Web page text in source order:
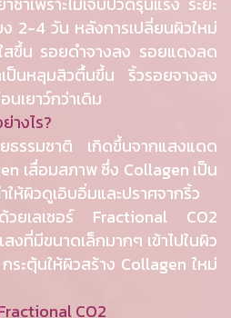
2-4 วัน หลังการเปลี่ยนผิวใหม่
สขึ้น รอยดำจางลง รอยแดงลด
นหลุมสิวตื้นขึ้น ริ้วรอยจางลง
เยาว์กว่าเดิม
างไร?
ธรรมชาติ เกิดขึ้นจากแสงแดด
เสื่อมสภาพ ซึ่ง Collagen เป็น
ห้ผิวดูเอิบอิ่มและปราศจากริ้ว
วยเลเซอร์ Fractional CO2
งที่มีขนาดเล็กมากๆ เข้าไปในผิว
ระตุ้นให้ผิวสร้าง Collagen ใหม่
CO2